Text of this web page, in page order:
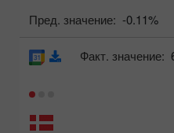
Пред. значение: -0.11%
Факт. значение: